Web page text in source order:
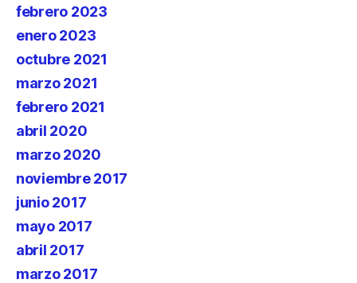
febrero 2023
enero 2023
octubre 2021
marzo 2021
febrero 2021
abril 2020
marzo 2020
noviembre 2017
junio 2017
mayo 2017
abril 2017
marzo 2017